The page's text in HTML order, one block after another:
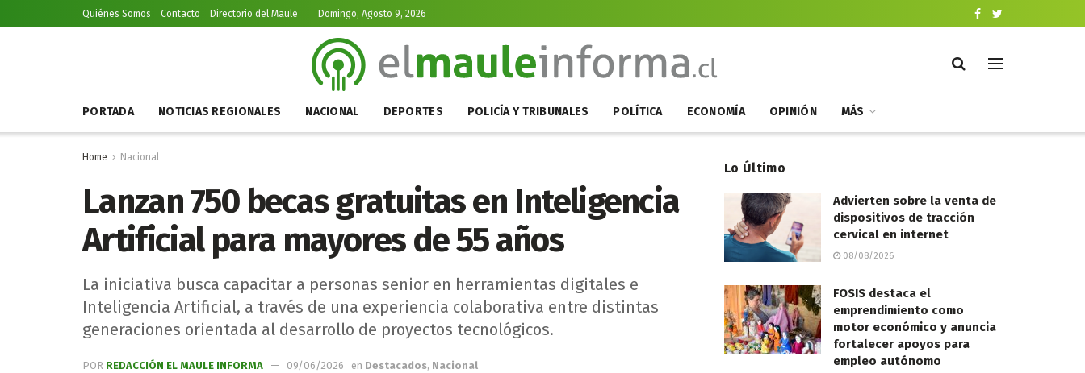
Quiénes Somos Contacto Directorio del Maule Domingo, Agosto 9, 2026
PORTADA NOTICIAS REGIONALES NACIONAL DEPORTES POLICÍA Y TRIBUNALES POLÍTICA ECONOMÍA OPINIÓN MÁS
Home Nacional
Lanzan 750 becas gratuitas en Inteligencia
Artificial para mayores de 55 años
La iniciativa busca capacitar a personas senior en herramientas digitales e
Inteligencia Artificial, a través de una experiencia colaborativa entre distintas
generaciones orientada al desarrollo de proyectos tecnológicos.
POR REDACCIÓN EL MAULE INFORMA 09/06/2026 en Destacados, Nacional
Lo Último
Advierten sobre la venta de
dispositivos de tracción
cervical en internet
08/08/2026
FOSIS destaca el
emprendimiento como
motor económico y anuncia
fortalecer apoyos para
empleo autónomo